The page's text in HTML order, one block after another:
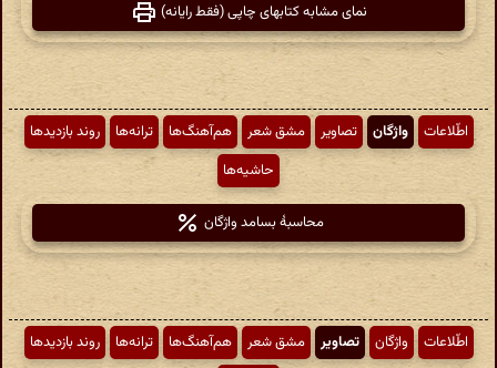
نمای مشابه کتابهای چاپی (فقط رایانه)
اطّلاعات واژگان تصاویر مشق شعر هم‌آهنگ‌ها ترانه‌ها
روند بازدیدها
حاشیه‌ها
محاسبهٔ بسامد واژگان
اطّلاعات واژگان تصاویر مشق شعر هم‌آهنگ‌ها ترانه‌ها
روند بازدیدها